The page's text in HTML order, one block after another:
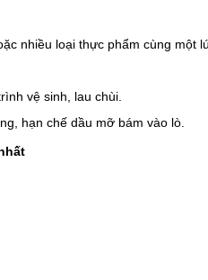
nhiều loại thực phẩm cùng một
vệ sinh, lau chùi.
hạn chế dầu mỡ bám vào lò.